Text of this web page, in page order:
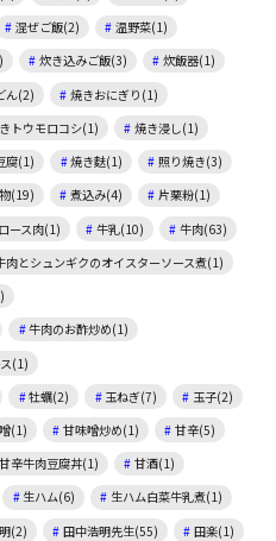
混ぜご飯(2)
温野菜(1)
炊き込みご飯(3)
炊飯器(1)
ん(2)
焼きおにぎり(1)
トウモロコシ(1)
焼き浸し(1)
腐(1) 焼き麩(1)
照り焼き(3)
(19) 煮込み(4)
片栗粉(1)
ース肉(1) 牛乳(10)
牛肉(63)
肉とシュンギクのオイスターソース煮(1)
牛肉のお酢炒め(1)
(1)
牡蠣(2) 玉ねぎ(7)
玉子(2)
(1) 甘味噌炒め(1)
甘辛(5)
甘辛牛肉豆腐丼(1)
甘酒(1)
生ハム(6)
生ハム白菜牛乳煮(1)
(2) 田中浩明先生(55)
田楽(1)